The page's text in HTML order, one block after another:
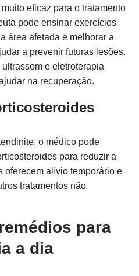
eficaz para o tratamento
pode ensinar exercícios
área afetada e melhorar a
a prevenir futuras lesões.
e eletroterapia
na recuperação.
o médico pode
para reduzir a
oferecem alívio temporário e
tratamentos não
para
a dia